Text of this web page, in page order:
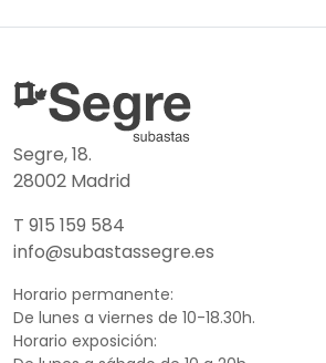
Segre, 18.
28002 Madrid
T 915 159 584
info@subastassegre.es
Horario permanente:
De lunes a viernes de 10-18.30h.
Horario exposición: